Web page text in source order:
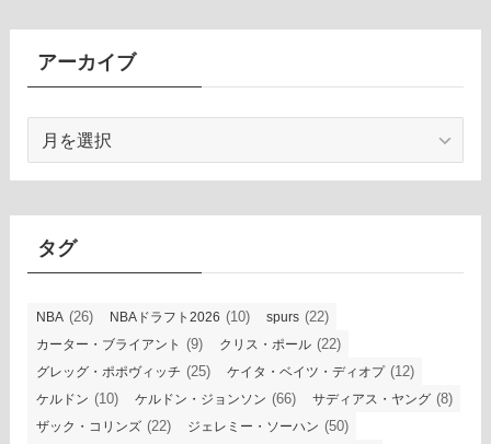
アーカイブ
カ
イ
タグ
NBA (26) NBAドラフト2026 (10) spurs (22)
カーター・ブライアント (9) クリス・ポール (22)
グレッグ・ポポヴィッチ (25) ケイタ・ベイツ・ディオプ(12)
ケルドン (10) ケルドン・ジョンソン (66) サディアス・ヤング (8)
ザック・コリンズ (22) ジェレミー・ソーハン (50)